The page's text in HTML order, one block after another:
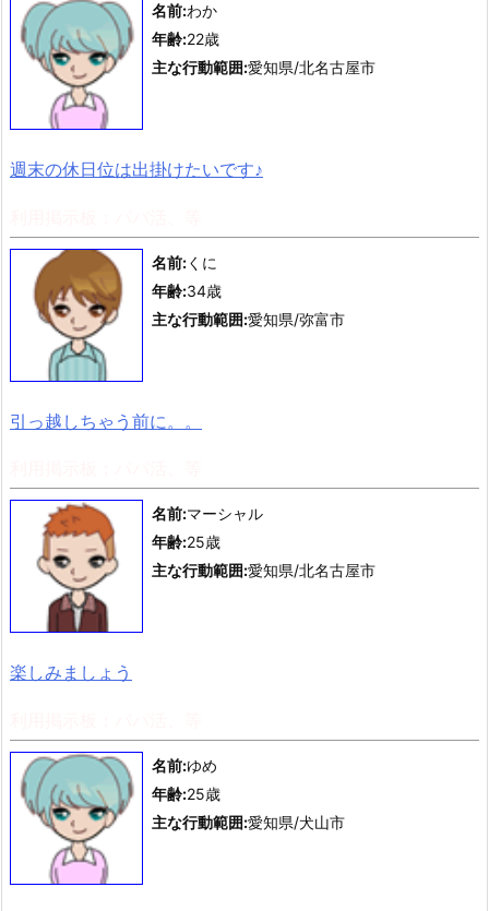
名前:わか
年齢:22歳
主な行動範囲:愛知県/北名古屋市
週末の休日位は出掛けたいです♪
名前:くに
年齢:34歳
主な行動範囲:愛知県/弥富市
引っ越しちゃう前に。。
名前:マーシャル
年齢:25歳
主な行動範囲:愛知県/北名古屋市
楽しみましょう
名前:ゆめ
年齢:25歳
主な行動範囲:愛知県/犬山市